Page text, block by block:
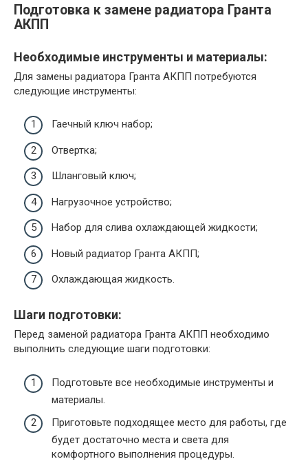
Подготовка к замене радиатора Гранта
АКПП
Необходимые инструменты и материалы:
Для замены радиатора Гранта АКПП потребуются
следующие инструменты:
Гаечный ключ набор;
Отвертка;
Шланговый ключ;
Нагрузочное устройство;
Набор для слива охлаждающей жидкости;
Новый радиатор Гранта АКПП;
Охлаждающая жидкость.
Шаги подготовки:
Перед заменой радиатора Гранта АКПП необходимо
выполнить следующие шаги подготовки:
Подготовьте все необходимые инструменты и
материалы.
Приготовьте подходящее место для работы, где
будет достаточно места и света для
комфортного выполнения процедуры.